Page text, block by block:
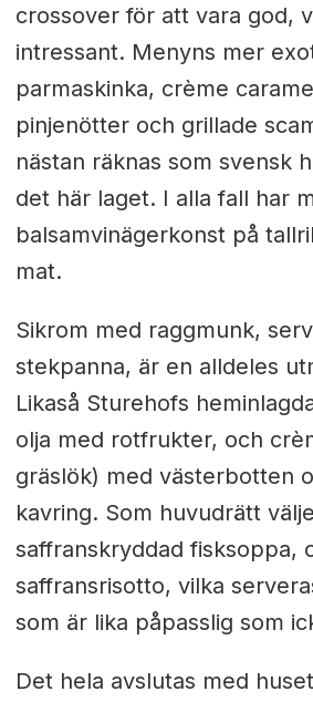
crossover för att vara god,
intressant. Menyns mer
parmaskinka, crème
pinjenötter och grillade
nästan räknas som svensk
det här laget. I alla fall har
balsamvinägerkonst på
mat.
Sikrom med raggmunk,
stekpanna, är en alldeles
Likaså Sturehofs
olja med rotfrukter, och
gräslök) med västerbotten
kavring. Som huvudrätt
saffranskryddad fisksoppa,
saffransrisotto, vilka
som är lika påpasslig som
Det hela avslutas med